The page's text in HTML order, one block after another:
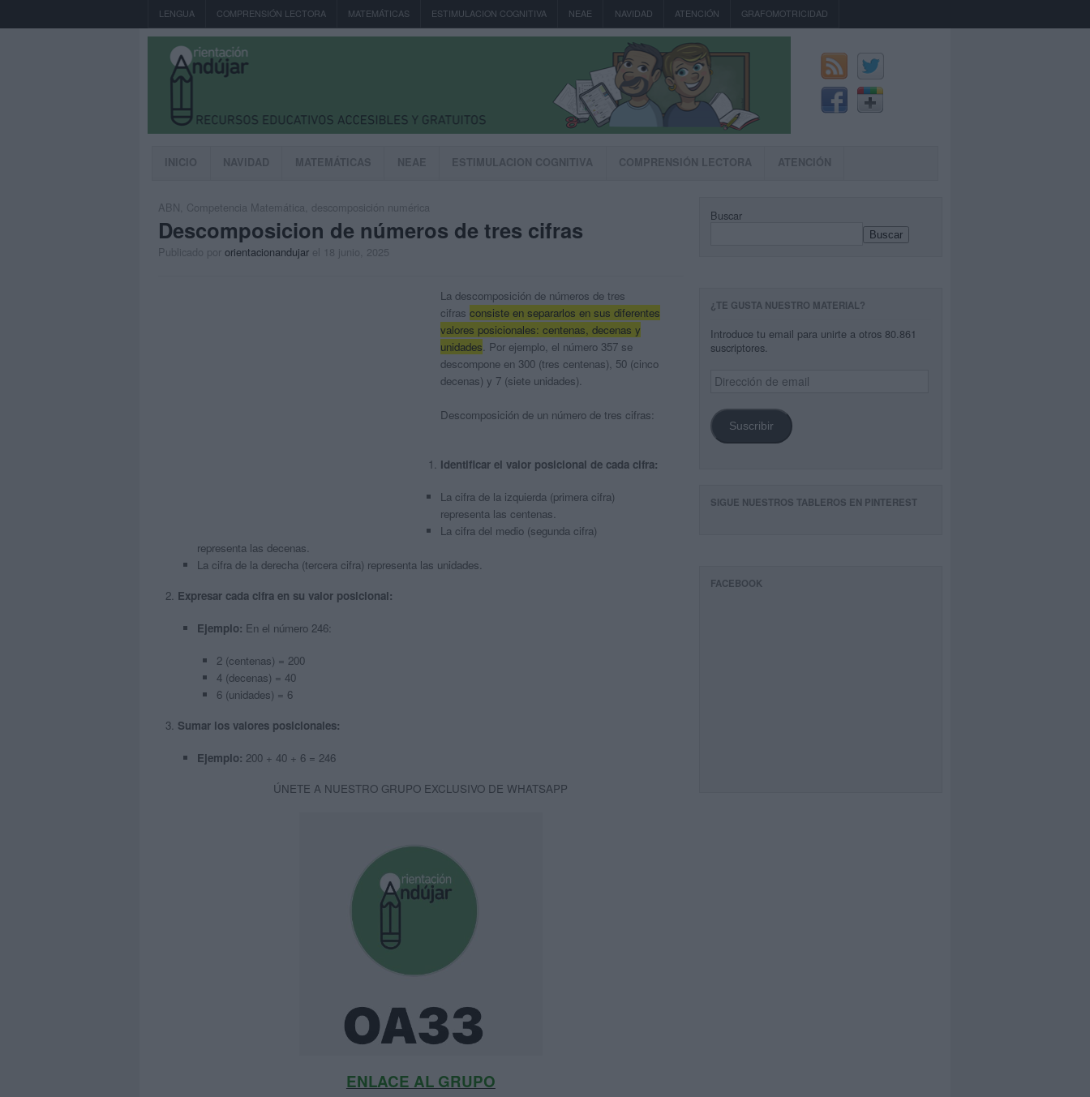
LENGUA COMPRENSIÓN LECTORA MATEMÁTICAS ESTIMULACION COGNITIVA NEAE NAVIDAD ATENCIÓN GRAFOMOTRICIDAD
INICIO NAVIDAD MATEMÁTICAS NEAE ESTIMULACION COGNITIVA COMPRENSIÓN LECTORA ATENCIÓN
ABN Competencia Matemática descomposición numérica
Descomposicion de números de tres cifras
Publicado por orientacionandujar el 18 junio, 2025
La descomposición de números de tres
cifras consiste en separarlos en sus diferentes
valores posicionales: centenas, decenas y
unidades Por ejemplo, el número 357 se
descompone en 300 (tres centenas), 50 (cinco
decenas) y 7 (siete unidades).
Descomposición de un número de tres cifras:
Identificar el valor posicional de cada cifra:
La cifra de la izquierda (primera cifra)
representa las centenas.
La cifra del medio (segunda cifra)
representa las decenas.
La cifra de la derecha (tercera cifra) representa las unidades.
Expresar cada cifra en su valor posicional:
Ejemplo: En el número 246:
2 (centenas) = 200
4 (decenas) = 40
6 (unidades) = 6
Sumar los valores posicionales:
Ejemplo: 200 + 40 + 6 = 246
ÚNETE A NUESTRO GRUPO EXCLUSIVO DE WHATSAPP
ENLACE AL GRUPO
Buscar
Buscar
¿TE GUSTA NUESTRO MATERIAL?
Introduce tu email para unirte a otros 80.861
suscriptores.
Dirección
de
Suscribir
SIGUE NUESTROS TABLEROS EN PINTEREST
FACEBOOK